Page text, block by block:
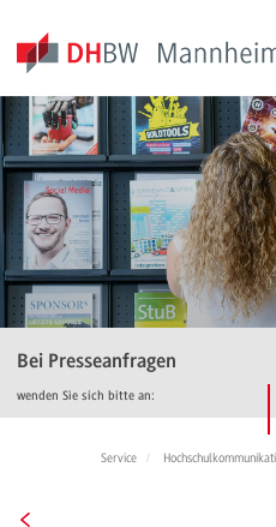
Bei Presseanfragen
wenden Sie sich bitte an:
Service